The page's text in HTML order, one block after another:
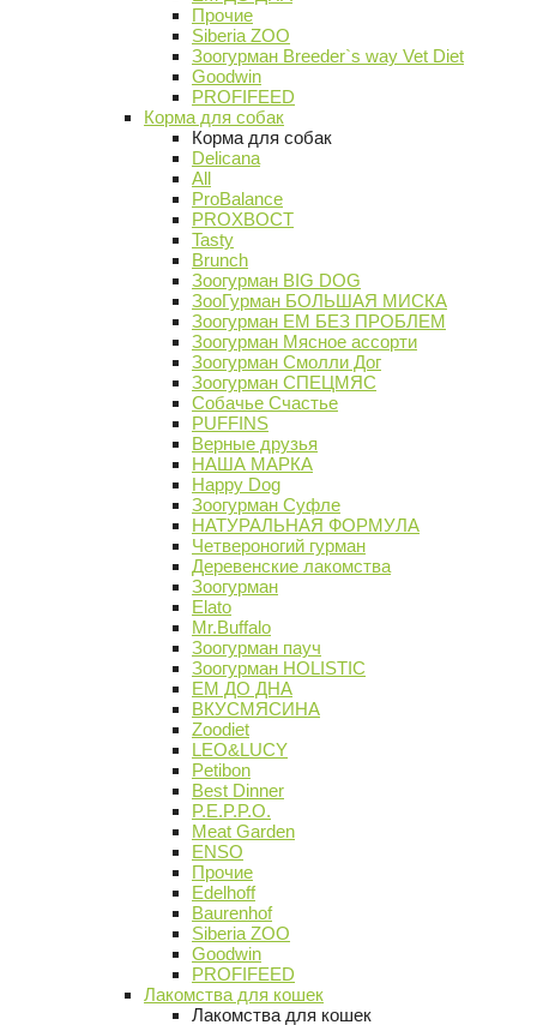
Прочие
Siberia ZOO
Зоогурман Breeder`s way Vet Diet
Goodwin
PROFIFEED
Корма для собак
Корма для собак
Delicana
All
ProBalance
PROХВОСТ
Tasty
Brunch
Зоогурман BIG DOG
ЗооГурман БОЛЬШАЯ МИСКА
Зоогурман ЕМ БЕЗ ПРОБЛЕМ
Зоогурман Мясное ассорти
Зоогурман Смолли Дог
Зоогурман СПЕЦМЯС
Собачье Счастье
PUFFINS
Верные друзья
НАША МАРКА
Happy Dog
Зоогурман Суфле
НАТУРАЛЬНАЯ ФОРМУЛА
Четвероногий гурман
Деревенские лакомства
Зоогурман
Elato
Mr.Buffalo
Зоогурман пауч
Зоогурман HOLISTIC
ЕМ ДО ДНА
ВКУСМЯСИНА
Zoodiet
LEO&LUCY
Petibon
Best Dinner
P.E.P.P.O.
Meat Garden
ENSO
Прочие
Edelhoff
Baurenhof
Siberia ZOO
Goodwin
PROFIFEED
Лакомства для кошек
Лакомства для кошек